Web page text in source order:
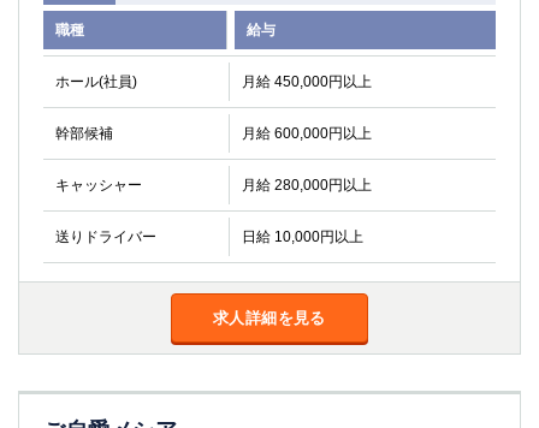
職種 給与
ホール(社員) 月給 450,000円以上
幹部候補 月給 600,000円以上
キャッシャー 月給 280,000円以上
送りドライバー 日給 10,000円以上
求人詳細を見る